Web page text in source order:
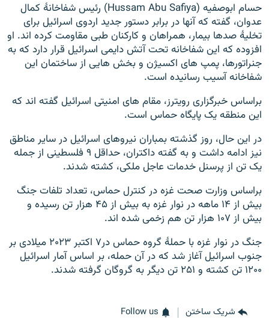
حسام ابوصفیه (Hussam Abu Safiya) رئیس شفاخانۀ کمال
عدوان، گفته که آنها در برابر دستور جدید اردوی اسرائیل برای
تخلیۀ صدها بیمار، همراهان و کارکنان طبی مقاومت کرده اند. او
افزوده که این شفاخانه تحت آتش دایمی اسرائیل قرار دارد که به
جنراتورها، پمپ های اکسیژن و بخش هایی از ساختمان این
شفاخانه آسیب رسانیده است.
براساس خبرگزاری رویترز، مقام های امنیتی اسرائیل گفته اند که
این منطقه یک پایگاه حماس است.
در این حال، روز گذشته بمباران نیروهای اسرائیل در سایر مناطق
نیز ادامه داشت و به گفته داکتران، حداقل ۹ فلسطینی از جمله
یک تن از پرسنل خدمات عاجل ملکی، کشته شدند.
براساس وزارت صحت غزه در کنترل حماس، تعداد تلفات جنگ
بیش از ۱۴ ماهه در نوار غزه به بیش از ۴۵ هزار تن رسیده و
بیش از ۱۰۷ هزار تن هم زخمی شده اند.
جنگ در نوار غزه با حملۀ گروه حماس در۷ اکتبر ۲۰۲۳ میلادی بر
جنوب اسرائیل آغاز شد که در آن حمله، بر اساس آمار اسرائیل
۱۲۰۰ تن کشته و ۲۵۱ تن دیگر به گروگان گرفته شدند.
شریک ساختن Follow us